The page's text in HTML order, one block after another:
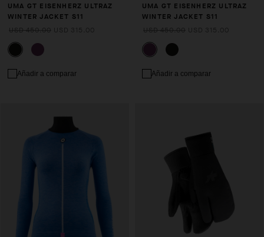
UMA GT EISENHERZ ULTRAZ
WINTER JACKET S11
Añadir a comparar
UMA GT EISENHERZ ULTRAZ
WINTER JACKET S11
Añadir a comparar